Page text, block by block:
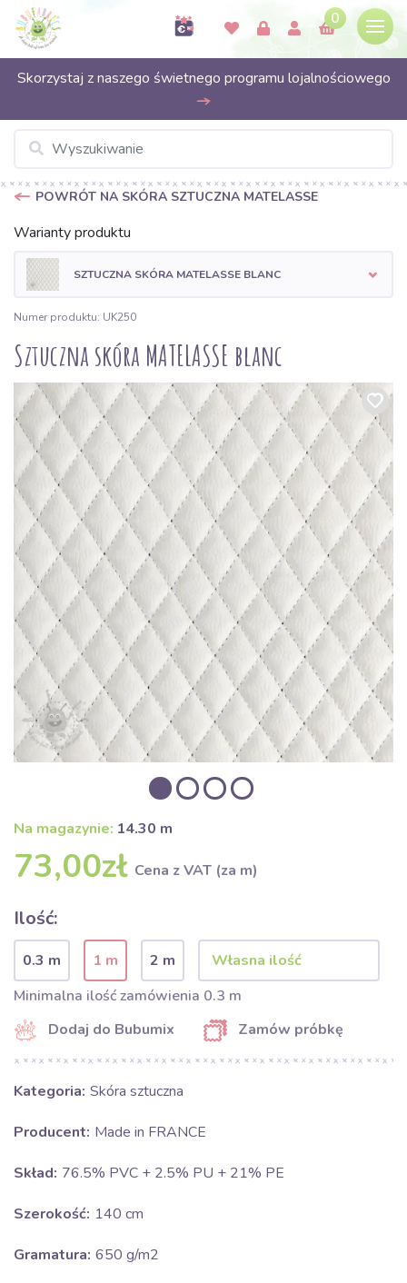
0
Skorzystaj z naszego świetnego programu lojalnościowego
POWRÓT NA SKÓRA SZTUCZNA MATELASSE
Warianty produktu
SZTUCZNA SKÓRA MATELASSE BLANC
Numer produktu: UK250
Sztuczna skóra MATELASSE blanc
Na magazynie: 14.30 m
73,00zł Cena z VAT (za m)
Ilość:
0.3 m 1 m
2 m
Minimalna ilość zamówienia 0.3 m
Dodaj do Bubumix
Zamów próbkę
Kategoria: Skóra sztuczna
Producent: Made in FRANCE
Skład: 76.5% PVC + 2.5% PU + 21% PE
Szerokość: 140 cm
Gramatura: 650 g/m2